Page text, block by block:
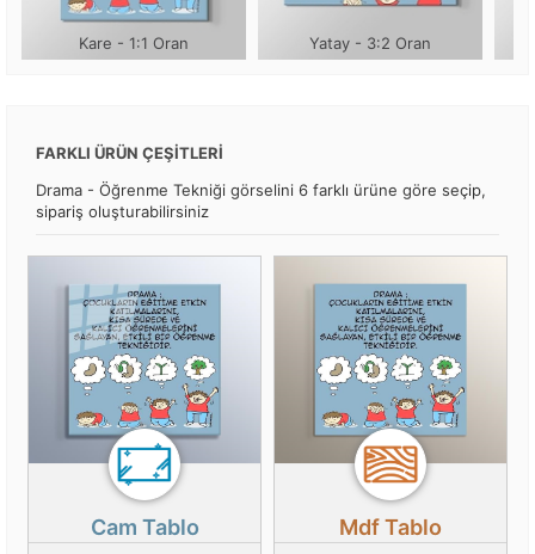
Kare - 1:1 Oran Yatay - 3:2 Oran
FARKLI ÜRÜN ÇEŞİTLERİ
Drama - Öğrenme Tekniği görselini 6 farklı ürüne göre seçip,
sipariş oluşturabilirsiniz
Cam Tablo Mdf Tablo